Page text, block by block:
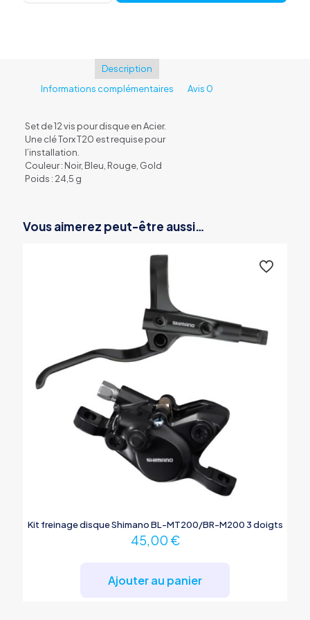
Description
Informations complémentaires
Avis 0
Set de 12 vis pour disque en Acier.
Une clé Torx T20 est requise pour
l’installation.
Couleur : Noir, Bleu, Rouge, Gold
Poids : 24,5 g
Vous aimerez peut-être aussi…
Kit freinage disque Shimano BL-MT200/BR-M200 3 doigts
45,00 €
Ajouter au panier